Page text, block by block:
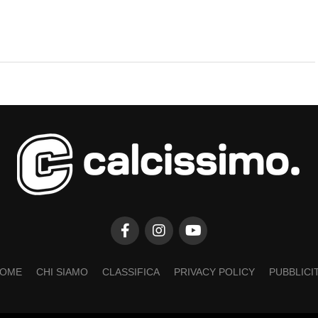
CHI SIAMO CLASSIFICA PRIVACY POLICY